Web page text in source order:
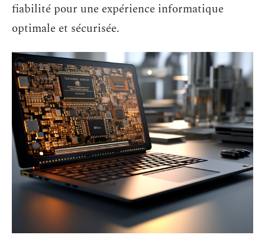
fiabilité pour une expérience informatique
optimale et sécurisée.